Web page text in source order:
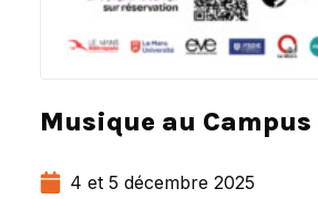
Musique au Campus
4 et 5 décembre 2025